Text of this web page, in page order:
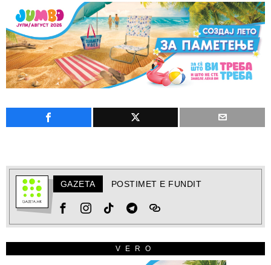
GAZETA POSTIMET E FUNDIT
VERO